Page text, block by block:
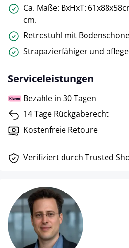
Ca. Maße: BxHxT:
cm.
Retrostuhl mit
Strapazierfähiger und
Serviceleistungen
Bezahle in 30 Tagen
14 Tage Rückgaberecht
Kostenfreie Retoure
Verifiziert durch Trusted